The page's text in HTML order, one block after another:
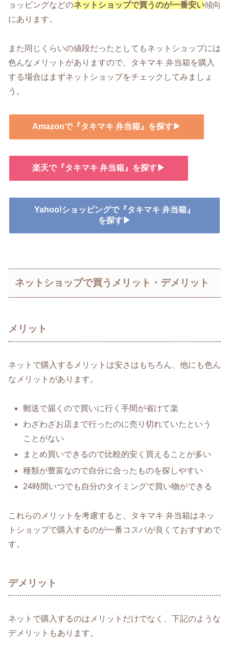
ョッピングなどのネットショップで買うのが一番安い傾向
にあります。
また同じくらいの値段だったとしてもネットショップには
色んなメリットがありますので、タキマキ 弁当箱を購入
する場合はまずネットショップをチェックしてみましょ
う。
Amazonで『タキマキ 弁当箱』を探す▶
楽天で『タキマキ 弁当箱』を探す▶
Yahoo!ショッピングで『タキマキ 弁当箱』
を探す▶
ネットショップで買うメリット・デメリット
メリット
ネットで購入するメリットは安さはもちろん、他にも色ん
なメリットがあります。
郵送で届くので買いに行く手間が省けて楽
わざわざお店まで行ったのに売り切れていたという
ことがない
まとめ買いできるので比較的安く買えることが多い
種類が豊富なので自分に合ったものを探しやすい
24時間いつでも自分のタイミングで買い物ができる
これらのメリットを考慮すると、タキマキ 弁当箱はネッ
トショップで購入するのが一番コスパが良くておすすめで
す。
デメリット
ネットで購入するのはメリットだけでなく、下記のような
デメリットもあります。